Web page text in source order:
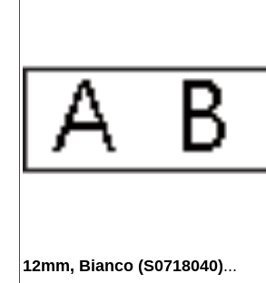
12mm, Bianco (S0718040)...